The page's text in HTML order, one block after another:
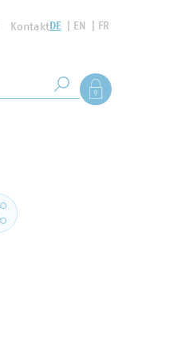
KontaktDE EN FR
Suche starten
Als Mitglied